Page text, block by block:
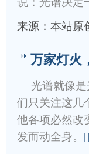
来源：本站原
万家灯火
光谱就像
们只关注这几
他各项必然改
发而动全身。